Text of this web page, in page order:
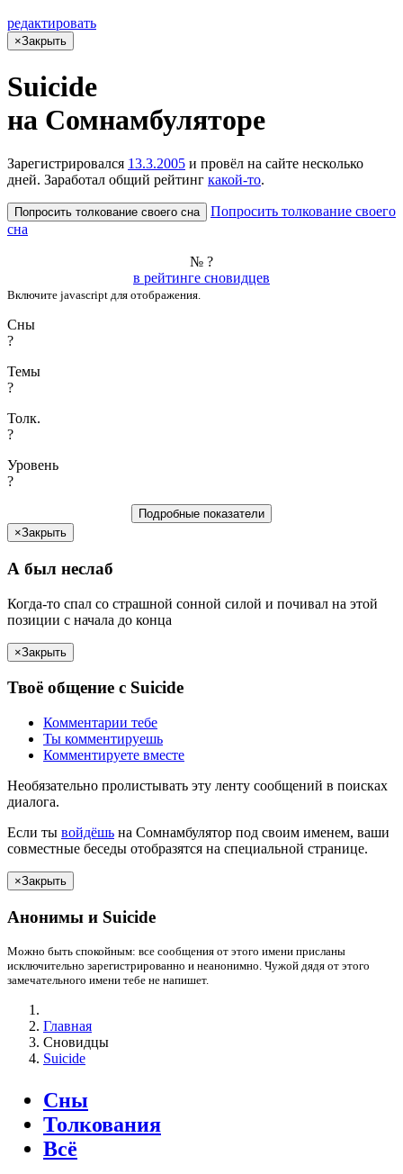
редактировать
×Закрыть
Suicide
на Сом­намбу­лято­ре
Зарегистрировался 13.3.2005 и провёл на сайте несколько
дней. Заработал общий рейтинг какой-то.
Попросить толкование своего сна
Попросить толкование своего
сна
№ ?
в рейтинге сновидцев
Включите javascript для отображения.
Сны
?
Темы
?
Толк.
?
Уровень
?
Подробные показатели
×Закрыть
А был неслаб
Когда-то спал со страшной сонной силой и почивал на этой
позиции c начала до конца
×Закрыть
Твоё общение с Suicide
Комментарии тебе
Ты комментируешь
Комментируете вместе
Необязательно пролистывать эту ленту сообщений в поисках
диалога.
Если ты войдёшь на Сомнамбулятор под своим именем, ваши
совместные беседы отобразятся на специальной странице.
×Закрыть
Анонимы и Suicide
Можно быть спокойным: все сообщения от этого имени присланы
исключительно зарегистрированно и неанонимно. Чужой дядя от этого
замечательного имени тебе не напишет.
Главная
Сновидцы
Suicide
Сны
Толкования
Всё